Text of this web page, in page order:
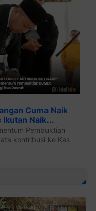
Cuma Naik
Ikutan Naik...
Pembuktian
kontribusi ke Kas